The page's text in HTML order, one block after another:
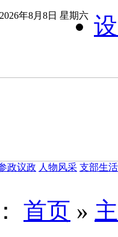
2026年8月8日 星期六
政议政 人物风采 支部生活
首页 »